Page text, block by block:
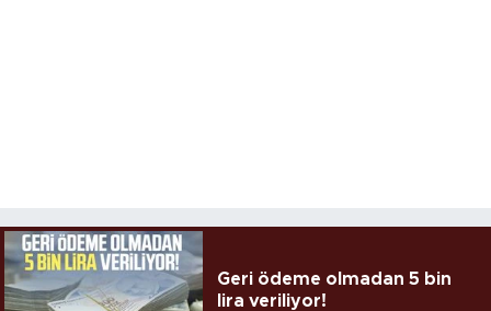
Geri ödeme olmadan 5 bin
lira veriliyor!